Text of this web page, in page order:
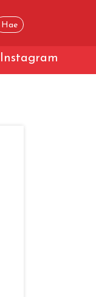
Instagram